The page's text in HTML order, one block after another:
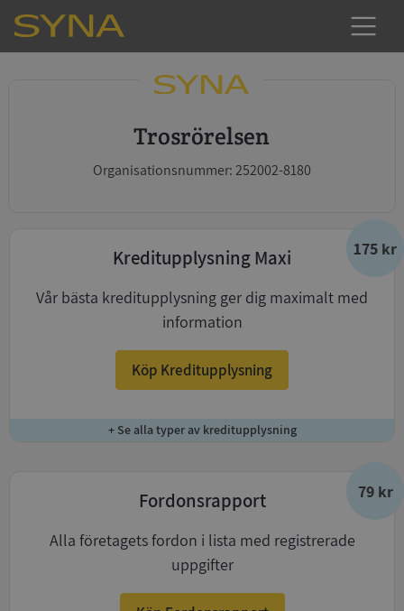
Trosrörelsen
Organisationsnummer: 252002-8180
175 kr
Kreditupplysning Maxi
Vår bästa kreditupplysning ger dig maximalt med
information
Köp Kreditupplysning
+ Se alla typer av kreditupplysning
79 kr
Fordonsrapport
Alla företagets fordon i lista med registrerade
uppgifter